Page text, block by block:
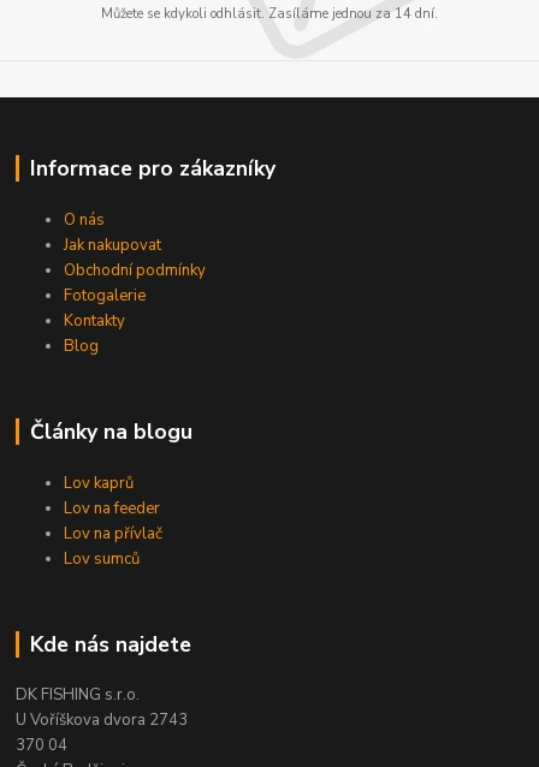
Můžete se kdykoli odhlásit. Zasíláme jednou za 14 dní.
Informace pro zákazníky
O nás
Jak nakupovat
Obchodní podmínky
Fotogalerie
Kontakty
Blog
Články na blogu
Lov kaprů
Lov na feeder
Lov na přívlač
Lov sumců
Kde nás najdete
DK FISHING s.r.o.
U Voříškova dvora 2743
370 04